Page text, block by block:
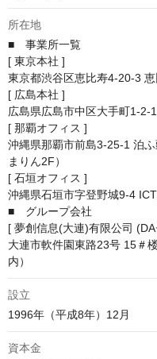
所在地
■　事業所一覧
[ 東京本社 ]
東京都渋谷区恵比寿4-20-3
[ 広島本社 ]
広島県広島市中区大手町1-2-
[ 那覇オフィス ]
沖縄県那覇市前島3-25-1 泊
まりん2F）
[ 石垣オフィス ]
沖縄県石垣市字登野城9-4
■　グループ会社
[ 夢創信息(大連)有限公司
大連市軟件園東路23号 15＃
内）
設立
1996年（平成8年）12月
資本金